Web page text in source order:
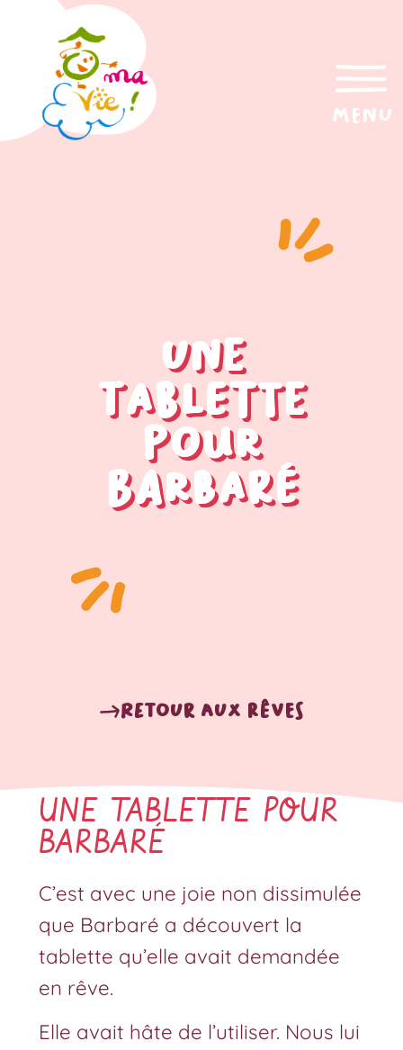
menu
Une
tablette
pour
Barbaré
Retour aux rêves
UNE TABLETTE POUR
BARBARÉ
C’est avec une joie non dissimulée
que Barbaré a découvert la
tablette qu’elle avait demandée
en rêve.
Elle avait hâte de l’utiliser. Nous lui